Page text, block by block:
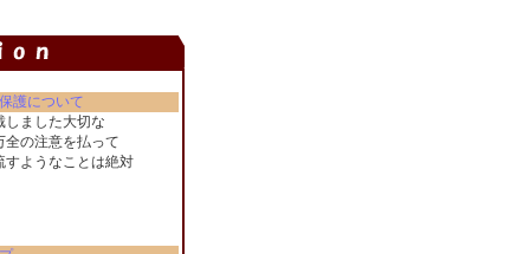
護について
しました大切な
全の注意を払って
すようなことは絶対